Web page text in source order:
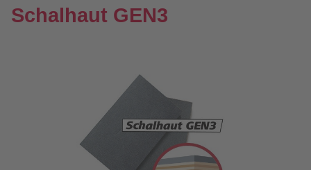
Schalhaut GEN3
Bildergalerie überspringen